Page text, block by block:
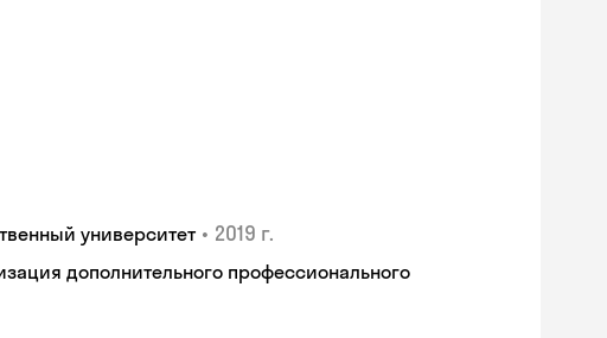
университет • 2019 г.
дополнительного профессионального